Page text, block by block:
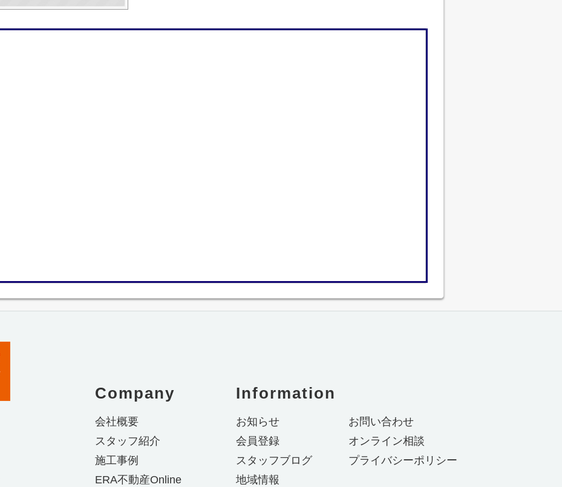
Company
会社概要
スタッフ紹介
施工事例
ERA不動産Online
Information
お知らせ
会員登録
スタッフブログ
地域情報
お問い合わせ
オンライン相談
プライバシーポリシー